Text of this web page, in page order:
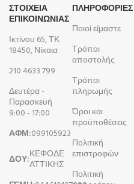
ΣΤΟΙΧΕΙΑ
ΕΠΙΚΟΙΝΩΝΙΑΣ
Ικτίνου 65, ΤΚ
18450, Νίκαια
210 4633 799
Δευτέρα -
Παρασκευή
9:00 - 17:00
ΑΦΜ:099105923
ΔΟΥ:ΚΕΦΟΔΕ
ΑΤΤΙΚΗΣ
ΠΛΗΡΟΦΟΡΊΕΣ
Ποιοί είμαστε
Τρόποι
αποστολής
Τρόποι
πληρωμής
Όροι και
προϋποθέσεις
Πολιτική
επιστροφών
Πολιτική